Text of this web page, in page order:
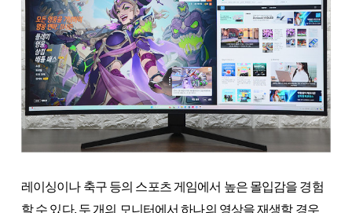
레이싱이나 축구 등의 스포츠 게임에서 높은 몰입감을 경험
할 수 있다. 두 개의 모니터에서 하나의 영상을 재생할 경우